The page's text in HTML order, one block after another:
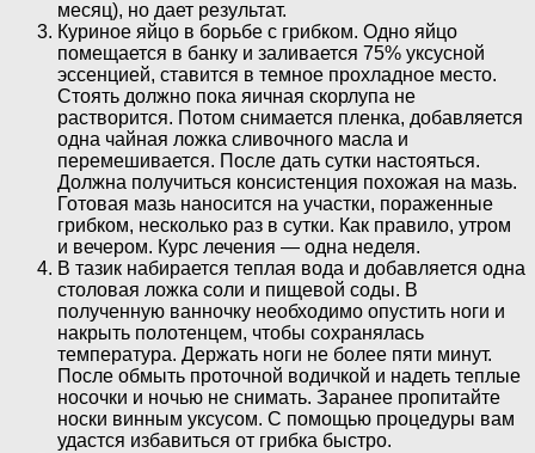
месяц), но дает результат.
Куриное яйцо в борьбе с грибком. Одно яйцо
помещается в банку и заливается 75% уксусной
эссенцией, ставится в темное прохладное место.
Стоять должно пока яичная скорлупа не
растворится. Потом снимается пленка, добавляется
одна чайная ложка сливочного масла и
перемешивается. После дать сутки настояться.
Должна получиться консистенция похожая на мазь.
Готовая мазь наносится на участки, пораженные
грибком, несколько раз в сутки. Как правило, утром
и вечером. Курс лечения — одна неделя.
В тазик набирается теплая вода и добавляется одна
столовая ложка соли и пищевой соды. В
полученную ванночку необходимо опустить ноги и
накрыть полотенцем, чтобы сохранялась
температура. Держать ноги не более пяти минут.
После обмыть проточной водичкой и надеть теплые
носочки и ночью не снимать. Заранее пропитайте
носки винным уксусом. С помощью процедуры вам
удастся избавиться от грибка быстро.